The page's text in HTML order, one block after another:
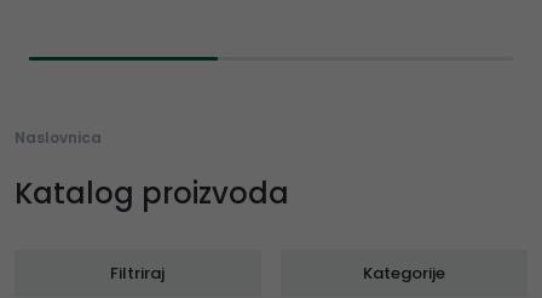
Naslovnica
Katalog proizvoda
Filtriraj Kategorije